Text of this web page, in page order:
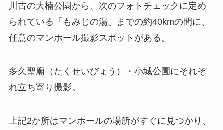
川古の大楠公園から、次のフォトチェックに定め
られている「もみじの湯」までの約40kmの間に、
任意のマンホール撮影スポットがある。
多久聖廟（たくせいびょう）・小城公園にそれぞ
れ立ち寄り撮影。
上記2か所はマンホールの場所がすぐに見つかり、